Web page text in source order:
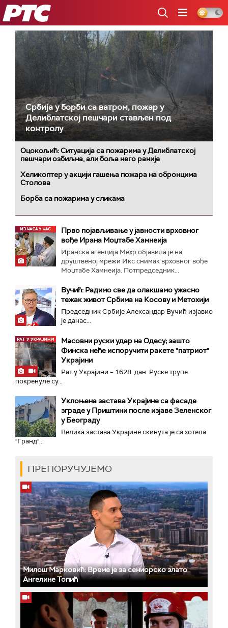
РТС
Србија у борби са ватром, пожар у
Делиблатској пешчари стављен под
контролу
Оцокољић: Ситуација са пожарима у Делиблатској
пешчари озбиљна, али боља него раније
Хеликоптер у акцији гашења пожара на обронцима
Столова
Борба са пожарима у сликама
Прво појављивање у јавности врховног
вође Ирана Моџтабe Хамнеија
Иранска агенција Мехр објавила је на
друштвеној мрежи Икс снимак врховног вође
Моџтабе Хамнеија. Потпредседник...
Вучић: Радимо све да олакшамо ужасно
тежак живот Србима на Косову и Метохији
Председник Србије Александар Вучић изјавио
је данас...
Масовни руски удар на Одесу; зашто
Финска неће испоручити ракете "патриот"
Украјини
Рат у Украјини – 1628. дан. Руске трупе
покренуле су...
Уклоњена застава Украјине са фасаде
зграде у Приштини после изјаве Зеленског
у Београду
Велика заставa Украјине скинута је са хотела
"Гранд"...
ПРЕПОРУЧУЈЕМО
Милош Марковић: Време је за сениорско злато
Ангелине Топић